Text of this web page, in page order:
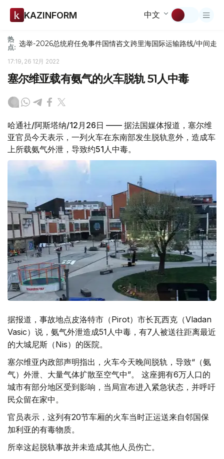
KAZINFORM 中文
热
点: 选举-2026总统府任免事件国情咨文跨里海国际运输路线/中间走廊
17:19, 26 12月 2022
塞尔维亚载有氨气的火车脱轨 51人中毒
哈通社/阿斯塔纳/12月26日 —— 据法国媒体报道，塞尔维
亚官员今天表示，一列火车在东南部发生脱轨意外，造成车
上所载氨气外泄，导致约51人中毒。
据报道，事故地点皮洛特市（Pirot）市长瓦西克（Vladan
Vasic）说，氨气外泄造成51人中毒，有7人被送往距离最近
的大城尼斯（Nis）的医院。
塞尔维亚内政部声明指出，火车今天晚间脱轨，导致“（氨
气）外泄、大量气体扩散至空气中”。 这座拥有6万人口的
城市有部分地区受到影响，当局宣布进入紧急状态，并呼吁
民众留在家中。
官员表示，这列有20节车厢的火车当时正运送来自邻国保
加利亚的有毒物质。
所幸这起脱轨事故并未造成其他人员伤亡。